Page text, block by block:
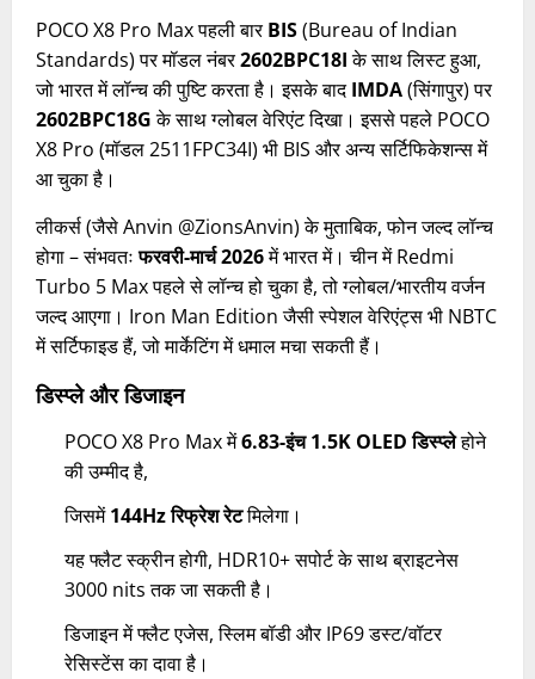
POCO X8 Pro Max पहली बारBIS(Bureau of Indian
Standards) पर मॉडल नंबर2602BPC18Iके साथ लिस्ट हुआ,
जो भारत में लॉन्च की पुष्टि करता है। इसके बादIMDA(सिंगापुर) पर
2602BPC18Gके साथ ग्लोबल वेरिएंट दिखा। इससे पहले POCO
X8 Pro (मॉडल 2511FPC34I) भी BIS और अन्य सर्टिफिकेशन्स में
आ चुका है।
लीकर्स (जैसे Anvin @ZionsAnvin) के मुताबिक, फोन जल्द लॉन्च
होगा – संभवतःफरवरी-मार्च 2026में भारत में। चीन में Redmi
Turbo 5 Max पहले से लॉन्च हो चुका है, तो ग्लोबल/भारतीय वर्जन
जल्द आएगा। Iron Man Edition जैसी स्पेशल वेरिएंट्स भी NBTC
में सर्टिफाइड हैं, जो मार्केटिंग में धमाल मचा सकती हैं।
डिस्प्ले और डिजाइन
POCO X8 Pro Max में6.83-इंच 1.5K OLED डिस्प्लेहोने
की उम्मीद है,
जिसमें144Hz रिफ्रेश रेटमिलेगा।
यह फ्लैट स्क्रीन होगी, HDR10+ सपोर्ट के साथ ब्राइटनेस
3000 nits तक जा सकती है।
डिजाइन में फ्लैट एजेस, स्लिम बॉडी और IP69 डस्ट/वॉटर
रेसिस्टेंस का दावा है।